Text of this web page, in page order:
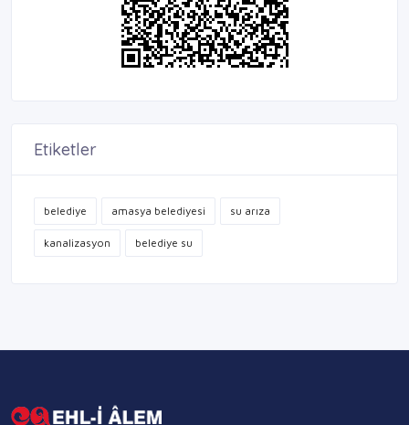
Etiketler
belediye amasya belediyesi su arıza
kanalizasyon belediye su